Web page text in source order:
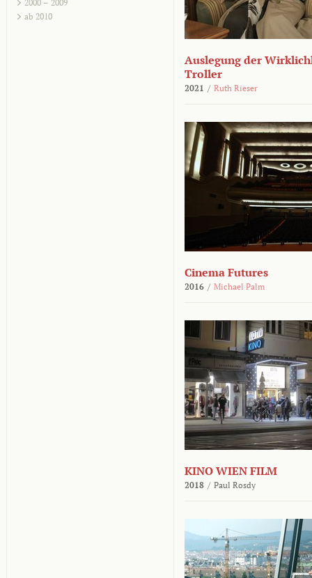
2000 – 2009
ab 2010
Auslegung der
Troller
2021 / Ruth Rieser
Cinema Futures
2016 / Michael Palm
KINO WIEN FILM
2018 / Paul Rosdy